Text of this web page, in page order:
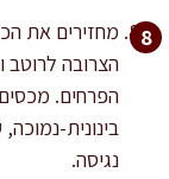
מחזירים את
הצרובה לרוטב
בינונית-
נגיסה.